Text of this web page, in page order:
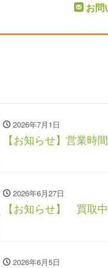
お問
2026年7月1日
【お知らせ】営業時
2026年6月27日
【お知らせ】 買取
2026年6月5日